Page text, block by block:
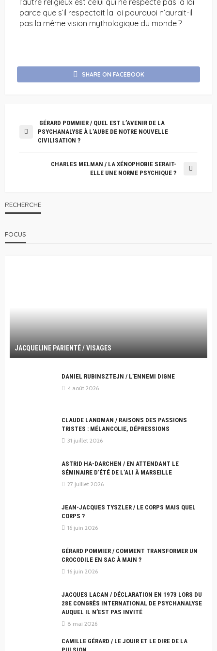
l’autre religieux est celui qui ne respecte pas la loi
parce que s’il respectait la loi pourquoi n’aurait-il
pas la même vision mythologique du monde ?
SHARE ON FACEBOOK
GÉRARD POMMIER / QUEL EST L’AVENIR DE LA
PSYCHANALYSE À L’AUBE DE NOTRE NOUVELLE
CIVILISATION ?
CHARLES MELMAN / LA XÉNOPHOBIE SERAIT-
ELLE UNE NORME PSYCHIQUE ?
RECHERCHE
FOCUS
JACQUELINE PARIENTÉ / VISAGES
DANIEL RUBINSZTEJN / L’ENNEMI DIGNE
4 août 2026
CLAUDE LANDMAN / RAISONS DES PASSIONS
TRISTES : MÉLANCOLIE, DÉPRESSIONS
31 juillet 2026
ASTRID HA-DARCHEN / EN ATTENDANT LE
SÉMINAIRE D’ÉTÉ DE L’ALI À MARSEILLE
27 juillet 2026
JEAN-JACQUES TYSZLER / LE CORPS MAIS QUEL
CORPS ?
16 juin 2026
GÉRARD POMMIER / COMMENT TRANSFORMER UN
CROCODILE EN SAC À MAIN ?
16 juin 2026
JACQUES LACAN / DÉCLARATION EN 1973 LORS DU
28E CONGRÈS INTERNATIONAL DE PSYCHANALYSE
AUQUEL IL N’EST PAS INVITÉ
8 mai 2026
CAMILLE GÉRARD / LE JOUIR ET LE DIRE DE LA